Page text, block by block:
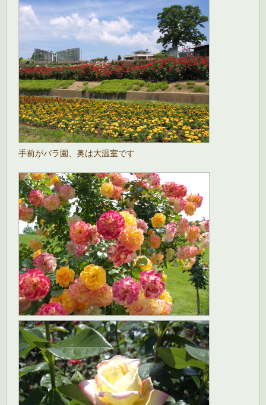
手前がバラ園、奥は大温室です